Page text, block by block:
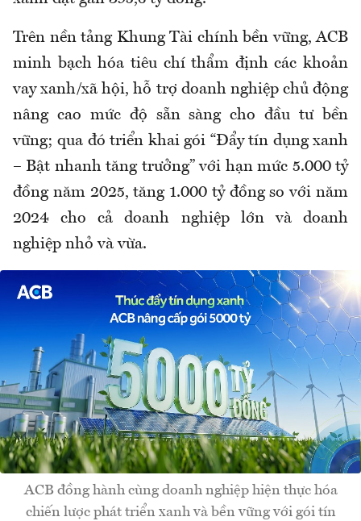
Trên nền tảng Khung Tài chính bền vững, ACB
minh bạch hóa tiêu chí thẩm định các khoản
vay xanh/xã hội, hỗ trợ doanh nghiệp chủ động
nâng cao mức độ sẵn sàng cho đầu tư bền
vững; qua đó triển khai gói “Đẩy tín dụng xanh
– Bật nhanh tăng trưởng” với hạn mức 5.000 tỷ
đồng năm 2025, tăng 1.000 tỷ đồng so với năm
2024 cho cả doanh nghiệp lớn và doanh
nghiệp nhỏ và vừa.
ACB đồng hành cùng doanh nghiệp hiện thực hóa
chiến lược phát triển xanh và bền vững với gói tín